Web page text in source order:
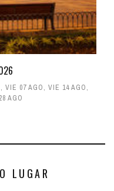
, VIE 07 AGO, VIE 14 AGO,
AGO
LUGAR